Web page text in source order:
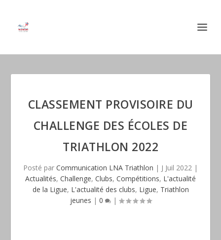
CLASSEMENT PROVISOIRE DU
CHALLENGE DES ÉCOLES DE
TRIATHLON 2022
Posté par Communication LNA Triathlon | J Juil 2022 |
Actualités, Challenge, Clubs, Compétitions, L'actualité
de la Ligue, L'actualité des clubs, Ligue, Triathlon
jeunes | 0 |